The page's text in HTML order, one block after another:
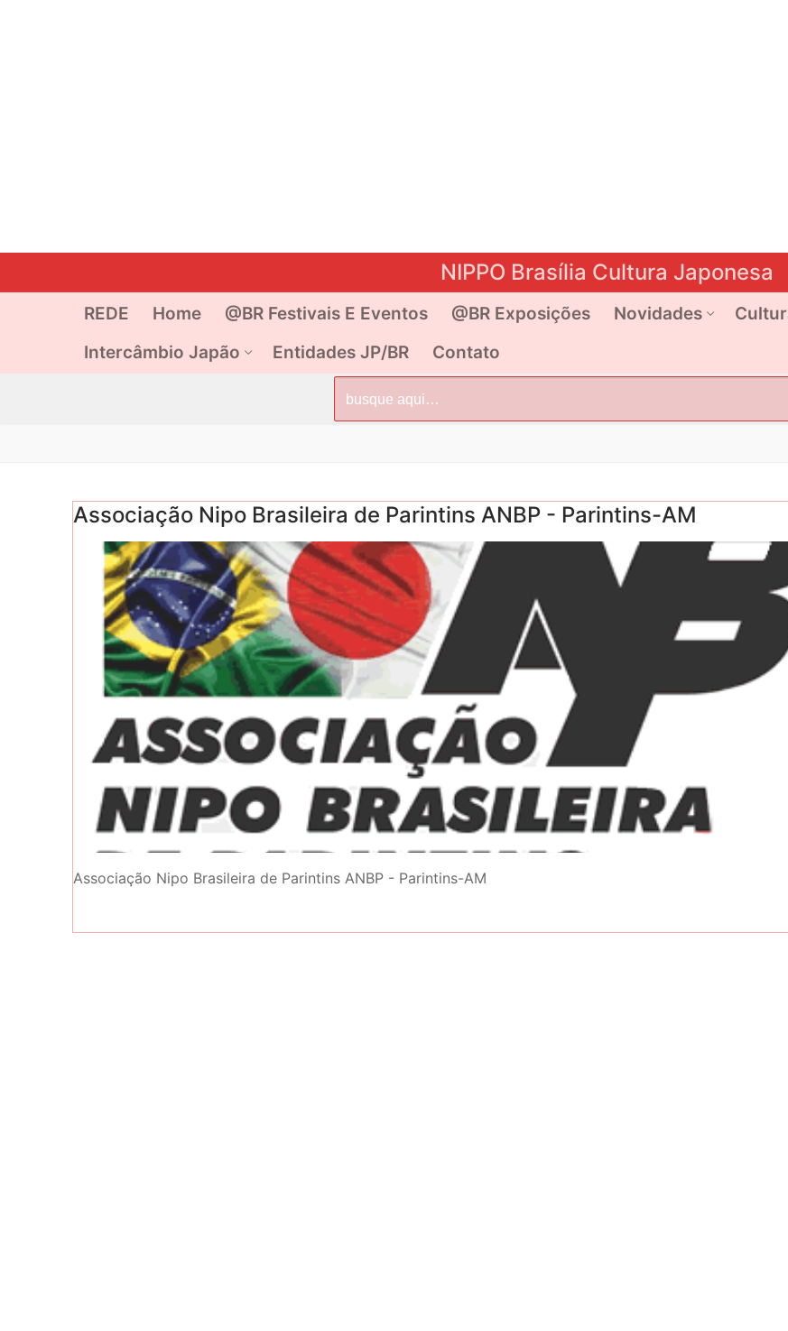
NIPPO Brasília Cultura Japonesa
REDE Home @BR Festivais E Eventos @BR Exposições Novidades
Intercâmbio Japão
Entidades JP/BR Contato
por:
Associação Nipo Brasileira de Parintins ANBP - Parintins-AM
Associação Nipo Brasileira de Parintins ANBP - Parintins-AM